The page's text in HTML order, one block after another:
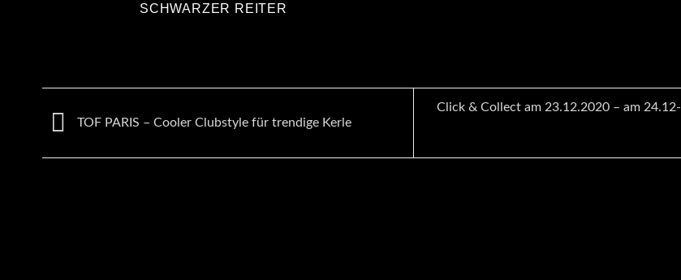
SCHWARZER REITER
TOF PARIS – Cooler Clubstyle für trendige Kerle
Click & Collect am 23.12.2020 – am